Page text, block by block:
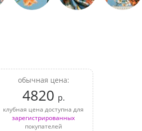
обычная цена:
4820 р.
клубная цена доступна для
зарегистрированных
покупателей